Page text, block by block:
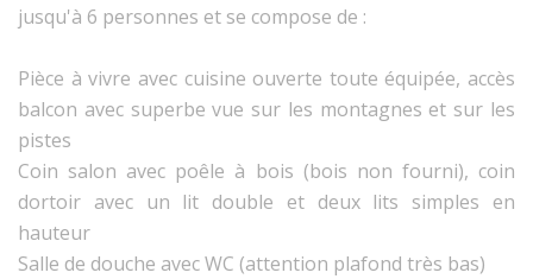
jusqu'à 6 personnes et se compose de :
Pièce à vivre avec cuisine ouverte toute équipée, accès
balcon avec superbe vue sur les montagnes et sur les
pistes
Coin salon avec poêle à bois (bois non fourni), coin
dortoir avec un lit double et deux lits simples en
hauteur
Salle de douche avec WC (attention plafond très bas)